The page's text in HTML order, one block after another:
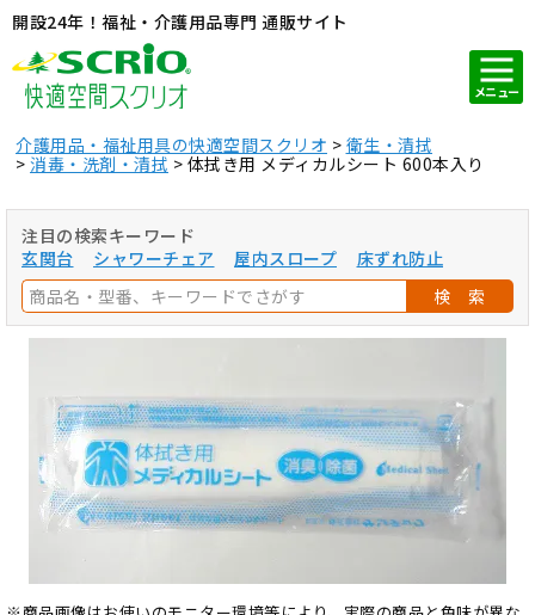
開設24年！福祉・介護用品専門 通販サイト
メニュー
介護用品・福祉用具の快適空間スクリオ
衛生・清拭
消毒・洗剤・清拭
体拭き用 メディカルシート 600本入り
注目の検索キーワード
玄関台
シャワーチェア 屋内スロープ
床ずれ防止
検 索